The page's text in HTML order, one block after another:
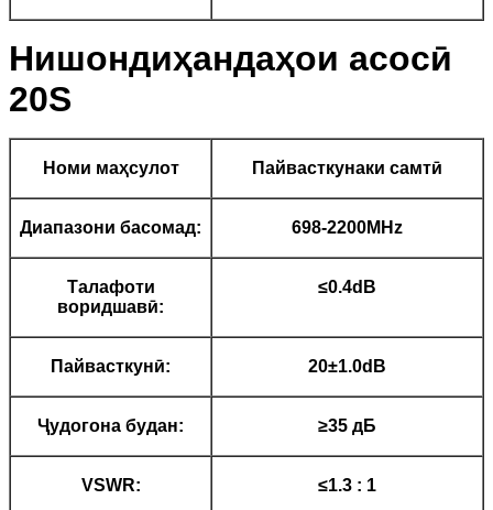
Нишондиҳандаҳои асосӣ
20S
Номи маҳсулот Пайвасткунаки самтӣ
Диапазони басомад: 698-2200MHz
Талафоти
воридшавӣ:
≤0.4dB
Пайвасткунӣ: 20±1.0dB
Ҷудогона будан: ≥35 дБ
VSWR: ≤1.3 : 1